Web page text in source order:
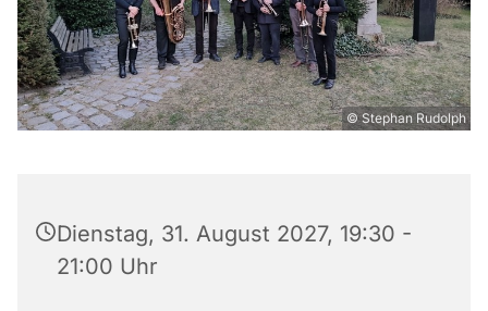
© Stephan Rudolph
Dienstag, 31. August 2027, 19:30 -
21:00 Uhr